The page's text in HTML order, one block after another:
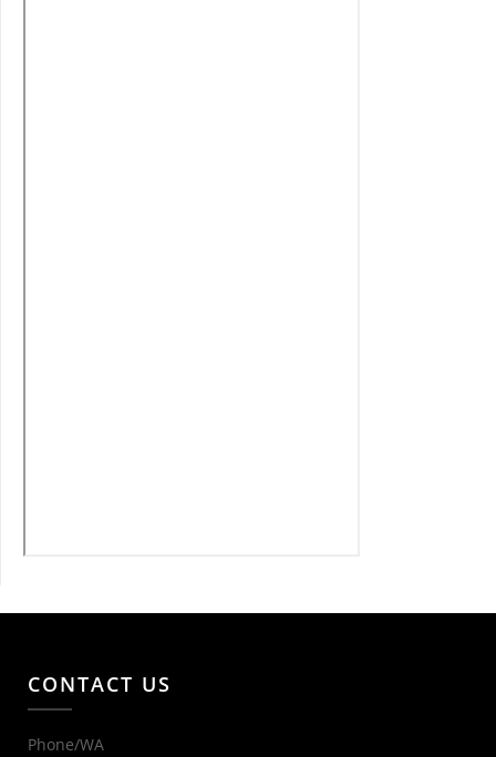
CONTACT US
Phone/WA